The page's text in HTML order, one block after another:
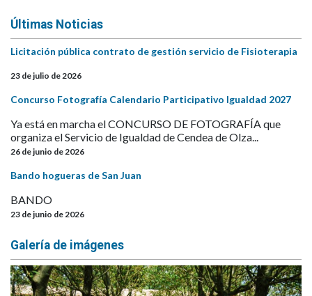
Últimas Noticias
Licitación pública contrato de gestión servicio de Fisioterapia
23 de julio de 2026
Concurso Fotografía Calendario Participativo Igualdad 2027
Ya está en marcha el CONCURSO DE FOTOGRAFÍA que
organiza el Servicio de Igualdad de Cendea de Olza...
26 de junio de 2026
Bando hogueras de San Juan
BANDO
23 de junio de 2026
Galería de imágenes